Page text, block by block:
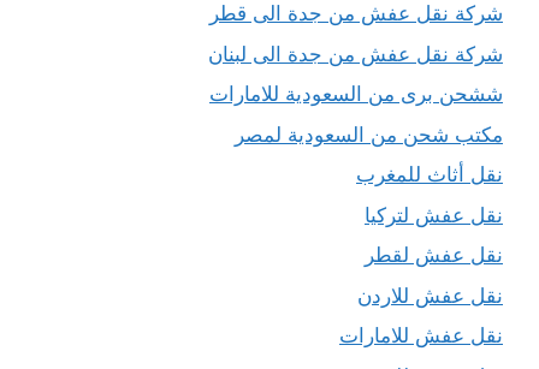
شركة نقل عفش من جدة الى قطر
شركة نقل عفش من جدة الى لبنان
ششحن برى من السعودية للامارات
مكتب شحن من السعودية لمصر
نقل أثاث للمغرب
نقل عفش لتركيا
نقل عفش لقطر
نقل عفش للاردن
نقل عفش للامارات